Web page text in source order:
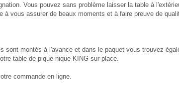
Vous pouvez sans problème laisser la table à
vous assurer de beaux moments et à faire preuve de
sont montés à l'avance et dans le paquet vous trouvez
table de pique-nique KING sur place.
commande en ligne.